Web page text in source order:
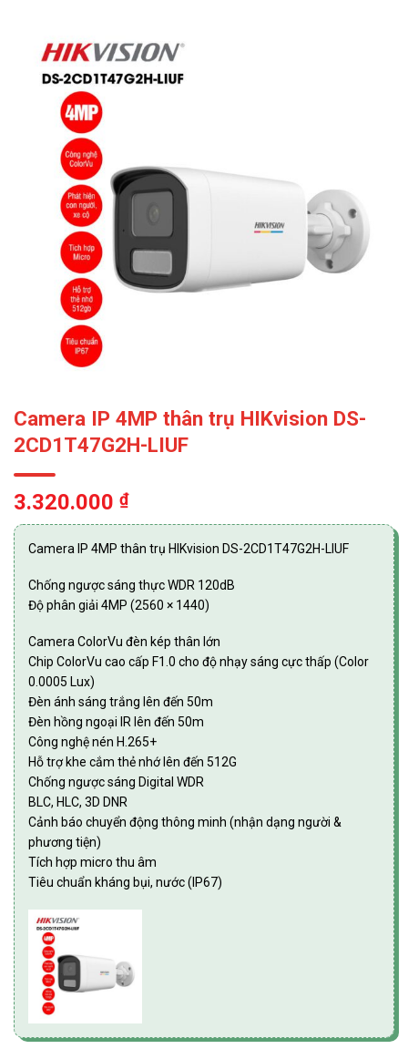
Camera IP 4MP thân trụ HIKvision DS-
2CD1T47G2H-LIUF
3.320.000 ₫
Camera IP 4MP thân trụ HIKvision DS-2CD1T47G2H-LIUF
Chống ngược sáng thực WDR 120dB
Độ phân giải 4MP (2560 × 1440)
Camera ColorVu đèn kép thân lớn
Chip ColorVu cao cấp F1.0 cho độ nhạy sáng cực thấp (Color
0.0005 Lux)
Đèn ánh sáng trắng lên đến 50m
Đèn hồng ngoại IR lên đến 50m
Công nghệ nén H.265+
Hỗ trợ khe cắm thẻ nhớ lên đến 512G
Chống ngược sáng Digital WDR
BLC, HLC, 3D DNR
Cảnh báo chuyển động thông minh (nhận dạng người &
phương tiện)
Tích hợp micro thu âm
Tiêu chuẩn kháng bụi, nước (IP67)